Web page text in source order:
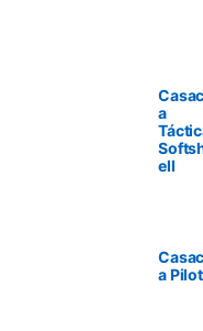
Casac
a
ell
Casac
a